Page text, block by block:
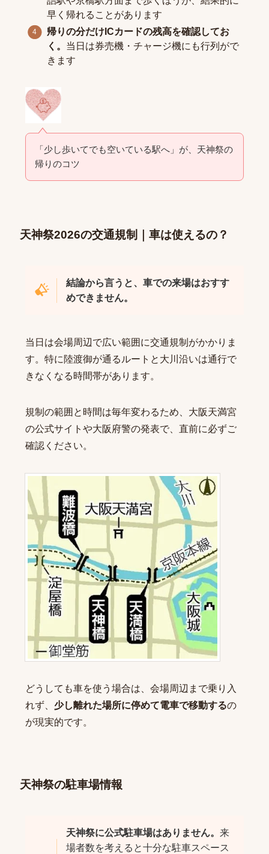
早く帰れることがあります
帰りの分だけICカードの残高を確認してお
く。 当日は券売機・チャージ機にも行列がで
きます
「少し歩いてでも空いている駅へ」が、天神祭の
帰りのコツ
天神祭2026の交通規制｜車は使えるの？
結論から言うと、車での来場はおすす
めできません。
当日は会場周辺で広い範囲に交通規制がかかりま
す。特に陸渡御が通るルートと大川沿いは通行で
きなくなる時間帯があります。
規制の範囲と時間は毎年変わるため、 大阪天満宮
の公式サイト や大阪府警の発表で、直前に必ずご
確認ください。
どうしても車を使う場合は、会場周辺まで乗り入
れず、 少し離れた場所に停めて電車で移動するの
が現実的です。
天神祭の駐車場情報
天神祭に公式駐車場はありません。 来
場者数を考えると十分な駐車スペース